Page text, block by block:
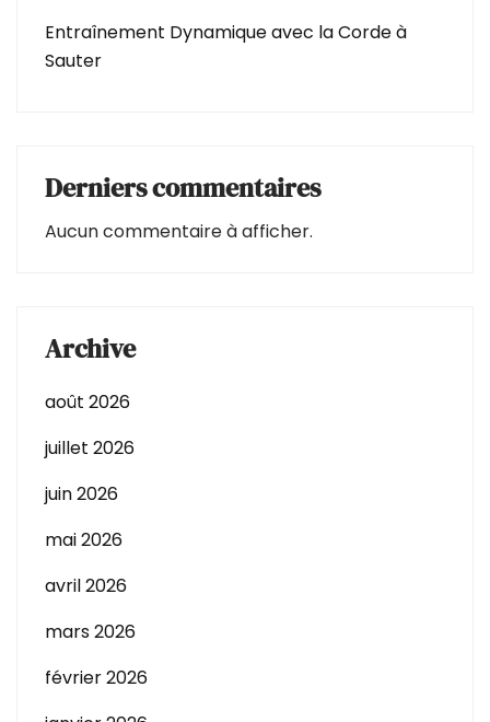
Entraînement Dynamique avec la Corde à
Sauter
Derniers commentaires
Aucun commentaire à afficher.
Archive
août 2026
juillet 2026
juin 2026
mai 2026
avril 2026
mars 2026
février 2026